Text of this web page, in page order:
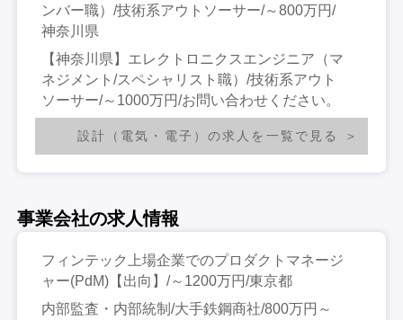
ンバー職）/技術系アウトソーサー/～800万円/
神奈川県
【神奈川県】エレクトロニクスエンジニア（マ
ネジメント/スペシャリスト職）/技術系アウト
ソーサー/～1000万円/お問い合わせください。
設計（電気・電子）の求人を一覧で見る
事業会社の求人情報
フィンテック上場企業でのプロダクトマネージ
ャー(PdM)【出向】/～1200万円/東京都
内部監査・内部統制/大手鉄鋼商社/800万円～